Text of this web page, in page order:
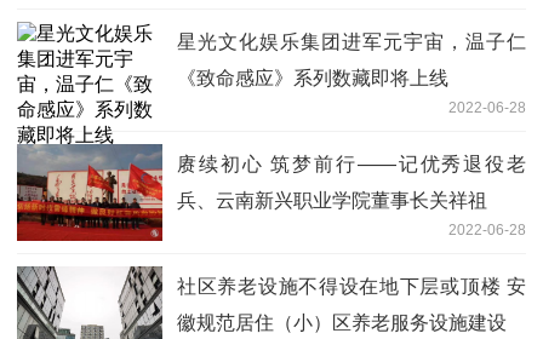
星光文化娱乐集团进军元宇宙，温子仁
《致命感应》系列数藏即将上线
2022-06-28
赓续初心 筑梦前行——记优秀退役老
兵、云南新兴职业学院董事长关祥祖
2022-06-28
社区养老设施不得设在地下层或顶楼 安
徽规范居住（小）区养老服务设施建设